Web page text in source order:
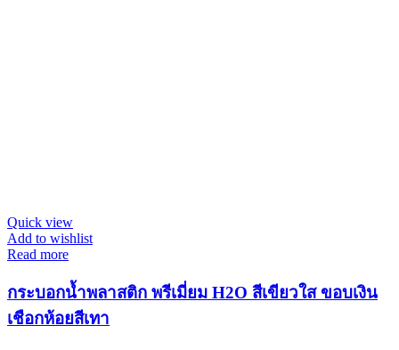
Quick view
Add to wishlist
Read more
กระบอกน้ำพลาสติก พรีเมี่ยม H2O สีเขียวใส ขอบเงิน
เชือกห้อยสีเทา